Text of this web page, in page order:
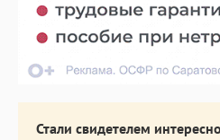
Стали свидетелем